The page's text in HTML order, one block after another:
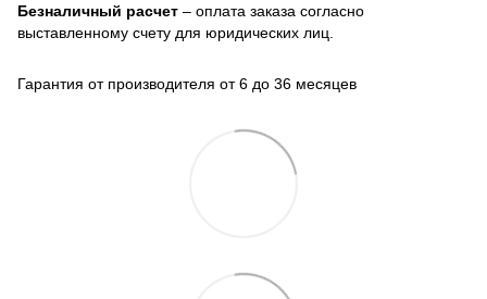
Безналичный расчет – оплата заказа согласно
выставленному счету для юридических лиц.
Гарантия от производителя от 6 до 36 месяцев